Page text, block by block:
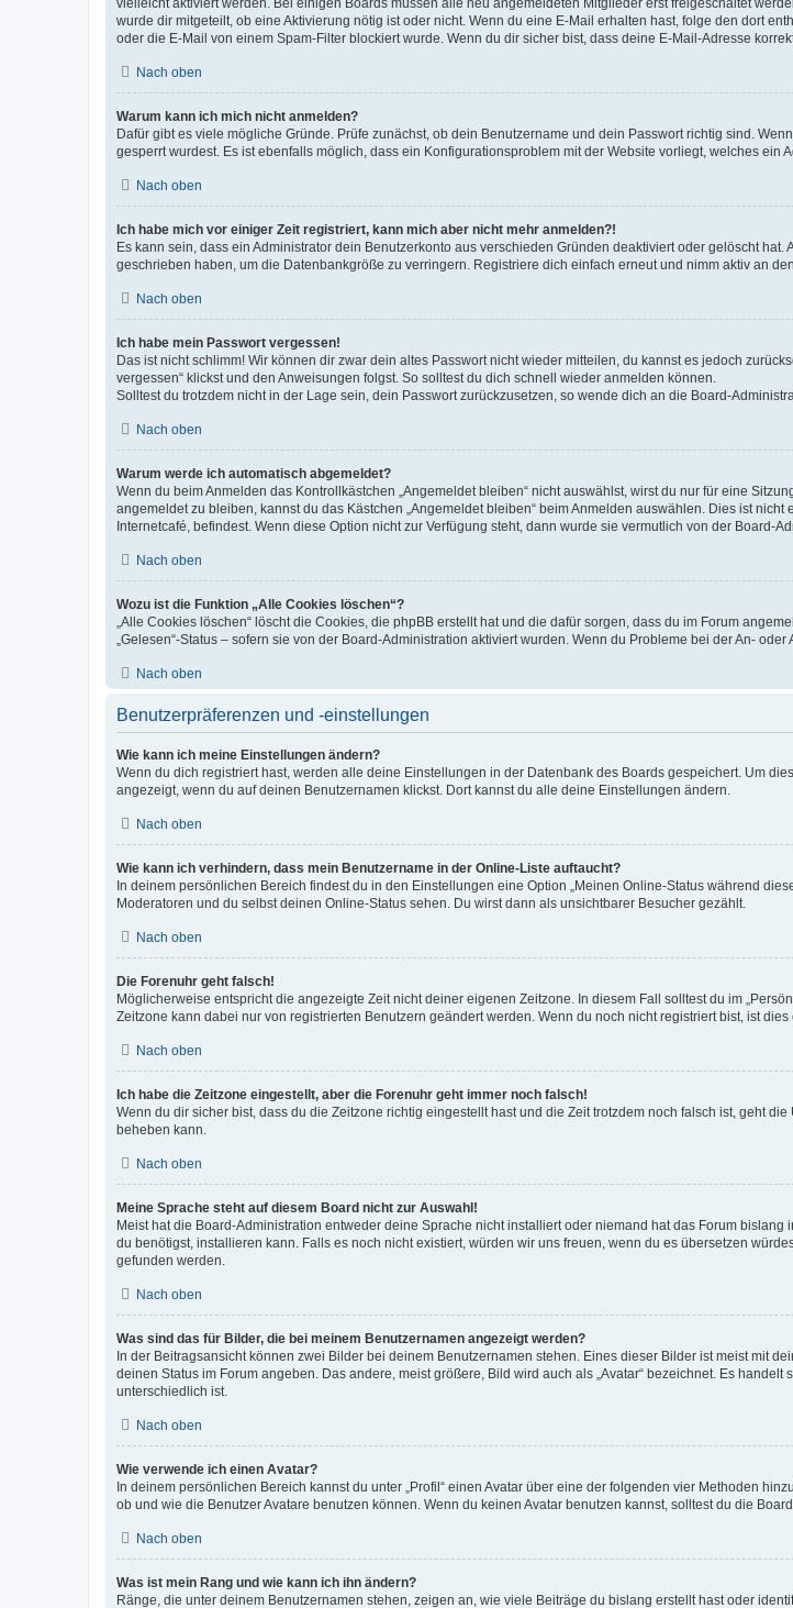
wurde dir mitgeteilt, ob eine Aktivierung nötig ist oder nicht. Wenn du eine E-Mail erhalten hast, folge den dort
oder die E-Mail von einem Spam-Filter blockiert wurde. Wenn du dir sicher bist, dass deine E-Mail-Adresse
Nach oben
Warum kann ich mich nicht anmelden?
Dafür gibt es viele mögliche Gründe. Prüfe zunächst, ob dein Benutzername und dein Passwort richtig sind.
gesperrt wurdest. Es ist ebenfalls möglich, dass ein Konfigurationsproblem mit der Website vorliegt, welches ein
Nach oben
Ich habe mich vor einiger Zeit registriert, kann mich aber nicht mehr anmelden?!
Es kann sein, dass ein Administrator dein Benutzerkonto aus verschieden Gründen deaktiviert oder gelöscht
geschrieben haben, um die Datenbankgröße zu verringern. Registriere dich einfach erneut und nimm aktiv an
Nach oben
Ich habe mein Passwort vergessen!
Das ist nicht schlimm! Wir können dir zwar dein altes Passwort nicht wieder mitteilen, du kannst es jedoch
vergessen“ klickst und den Anweisungen folgst. So solltest du dich schnell wieder anmelden können.
Solltest du trotzdem nicht in der Lage sein, dein Passwort zurückzusetzen, so wende dich an die Board-
Nach oben
Warum werde ich automatisch abgemeldet?
Wenn du beim Anmelden das Kontrollkästchen „Angemeldet bleiben“ nicht auswählst, wirst du nur für eine
angemeldet zu bleiben, kannst du das Kästchen „Angemeldet bleiben“ beim Anmelden auswählen. Dies ist
Internetcafé, befindest. Wenn diese Option nicht zur Verfügung steht, dann wurde sie vermutlich von der Board-
Nach oben
Wozu ist die Funktion „Alle Cookies löschen“?
„Alle Cookies löschen“ löscht die Cookies, die phpBB erstellt hat und die dafür sorgen, dass du im Forum
„Gelesen“-Status – sofern sie von der Board-Administration aktiviert wurden. Wenn du Probleme bei der An-
Nach oben
Benutzerpräferenzen und -einstellungen
Wie kann ich meine Einstellungen ändern?
Wenn du dich registriert hast, werden alle deine Einstellungen in der Datenbank des Boards gespeichert. Um
angezeigt, wenn du auf deinen Benutzernamen klickst. Dort kannst du alle deine Einstellungen ändern.
Nach oben
Wie kann ich verhindern, dass mein Benutzername in der Online-Liste auftaucht?
In deinem persönlichen Bereich findest du in den Einstellungen eine Option „Meinen Online-Status während
Moderatoren und du selbst deinen Online-Status sehen. Du wirst dann als unsichtbarer Besucher gezählt.
Nach oben
Die Forenuhr geht falsch!
Möglicherweise entspricht die angezeigte Zeit nicht deiner eigenen Zeitzone. In diesem Fall solltest du im
Zeitzone kann dabei nur von registrierten Benutzern geändert werden. Wenn du noch nicht registriert bist, ist dies
Nach oben
Ich habe die Zeitzone eingestellt, aber die Forenuhr geht immer noch falsch!
Wenn du dir sicher bist, dass du die Zeitzone richtig eingestellt hast und die Zeit trotzdem noch falsch ist, geht
beheben kann.
Nach oben
Meine Sprache steht auf diesem Board nicht zur Auswahl!
Meist hat die Board-Administration entweder deine Sprache nicht installiert oder niemand hat das Forum
du benötigst, installieren kann. Falls es noch nicht existiert, würden wir uns freuen, wenn du es übersetzen
gefunden werden.
Nach oben
Was sind das für Bilder, die bei meinem Benutzernamen angezeigt werden?
In der Beitragsansicht können zwei Bilder bei deinem Benutzernamen stehen. Eines dieser Bilder ist meist mit
deinen Status im Forum angeben. Das andere, meist größere, Bild wird auch als „Avatar“ bezeichnet. Es
unterschiedlich ist.
Nach oben
Wie verwende ich einen Avatar?
In deinem persönlichen Bereich kannst du unter „Profil“ einen Avatar über eine der folgenden vier Methoden
ob und wie die Benutzer Avatare benutzen können. Wenn du keinen Avatar benutzen kannst, solltest du die
Nach oben
Was ist mein Rang und wie kann ich ihn ändern?
Ränge, die unter deinem Benutzernamen stehen, zeigen an, wie viele Beiträge du bislang erstellt hast oder